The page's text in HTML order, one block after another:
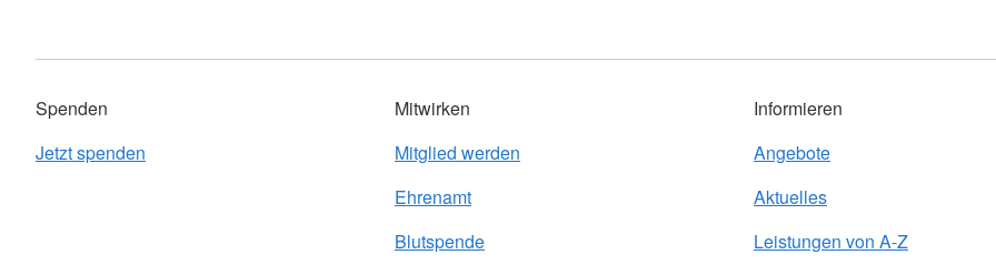
Spenden
Jetzt spenden
Mitwirken
Mitglied werden
Ehrenamt
Blutspende
Informieren
Angebote
Aktuelles
Leistungen von A-Z